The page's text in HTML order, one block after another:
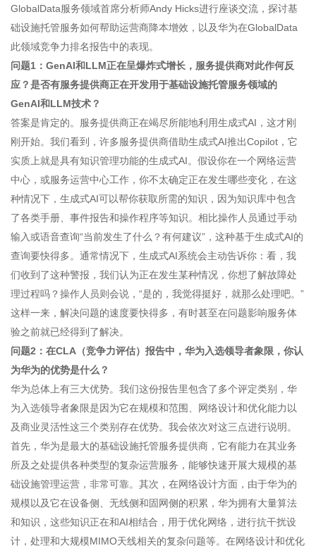
视
频
GlobalData服务领域首席分析师Andy Hicks进行座谈交流，探讨基
础设施托管服务如何帮助运营商降本增效，以及华为在GlobalData
此领域竞争力排名报告中的表现。
问题1：GenAI和LLM正在呈爆炸式增长，服务提供商对此作何反
应？是否有服务提供商正在开发用于基础设施托管服务领域的
GenAI和LLM技术？
答案是肯定的。服务提供商正在竭尽所能地利用生成式AI，这才刚
刚开始。我们看到，许多服务提供商借助生成式AI推出Copilot，它
实质上就是具有知识管理功能的生成式AI。假设你在一个网络运营
中心，或服务运营中心工作，你不太确定正在发生哪些变化，在这
种情况下，生成式AI可以帮你获取所需的知识，因为知识库中包含
了各类手册、事件报告和操作程序等知识。相比操作人员通过手动
输入或语音查询“当前发生了什么？有何建议”，这种基于生成式AI的
查询要快得多。通常情况下，生成式AI系统会主动告诉你：看，我
们收到了这种警报，我们认为正在发生某种情况，你想了解故障处
理过程吗？操作人员则会说，“是的，我觉得挺好，就那么处理吧。”
这样一来，解决问题的速度要快得多，有时甚至在问题影响服务体
验之前就已经得到了解决。
问题2：在CLA（竞争力评估）报告中，华为入选领导者象限，你认
为华为的优势是什么？
华为总体上有三大优势。我们这份报告里包含了多个评定类别，华
为入选领导者象限是因为它在规模和范围、网络设计和优化能力以
及商业灵活性这三个类别存在优势。我会依次对这三点进行说明。
首先，华为是最大的基础设施托管服务提供商，它有能力在其业务
所及之处提供各种类型的复杂运营服务，能够快速开展大规模的基
础设施管理运营，非常可靠。其次，在网络设计方面，由于华为的
规模以及它在设备侧、无线侧和固网侧的积累，华为拥有大量算法
和知识，这些知识正在和AI相结合，用于优化网络，进行抗干扰设
计，处理和大规模MIMO天线相关的复杂问题等。在网络设计和优化